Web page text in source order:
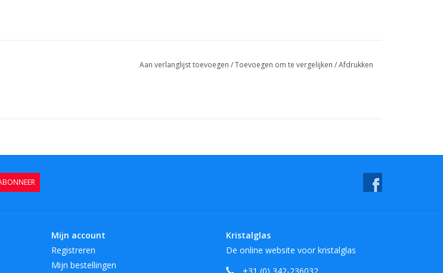
de verpakking van onze producten in de gele prullenbakken recyclen.
16cm
streepjescode: 3701503041503
Aan verlanglijst toevoegen /Toevoegen om te vergelijken /Afdrukken
Mijn account
Registreren
Mijn bestellingen
Kristalglas
De online website voor kristalglas